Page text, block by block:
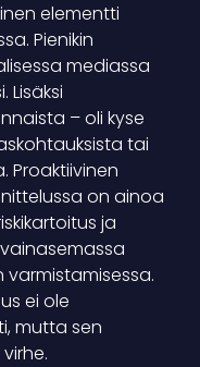
elementti
Pienikin
mediassa
Lisäksi
– oli kyse
tai
Proaktiivinen
on ainoa
ja
ei ole
mutta sen